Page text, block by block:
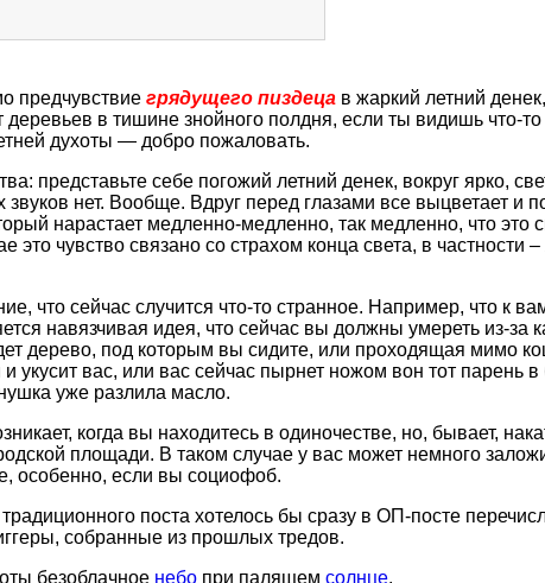
предчувствие грядущего пиздеца в жаркий летний
деревьев в тишине знойного полдня, если ты видишь что-
духоты — добро пожаловать.
представьте себе погожий летний денек, вокруг ярко,
звуков нет. Вообще. Вдруг перед глазами все выцветает и
нарастает медленно-медленно, так медленно, что это
это чувство связано со страхом конца света, в частности
что сейчас случится что-то странное. Например, что к
навязчивая идея, что сейчас вы должны умереть из-за
дерево, под которым вы сидите, или проходящая мимо
укусит вас, или вас сейчас пырнет ножом вон тот парень
уже разлила масло.
когда вы находитесь в одиночестве, но, бывает,
площади. В таком случае у вас может немного
особенно, если вы социофоб.
поста хотелось бы сразу в ОП-посте
собранные из прошлых тредов.
безоблачное небо при палящем солнце.